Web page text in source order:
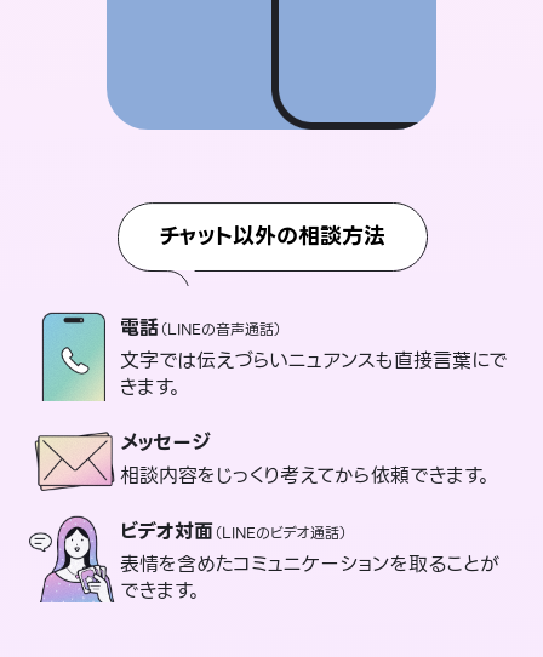
チャット以外の相談方法
電話（LINEの音声通話）
文字では伝えづらいニュアンスも直接言葉にで
きます。
メッセージ
相談内容をじっくり考えてから依頼できます。
ビデオ対面（LINEのビデオ通話）
表情を含めたコミュニケーションを取ることが
できます。